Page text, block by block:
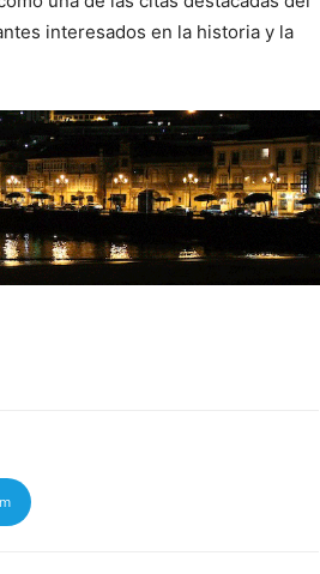
interesados en la historia y la